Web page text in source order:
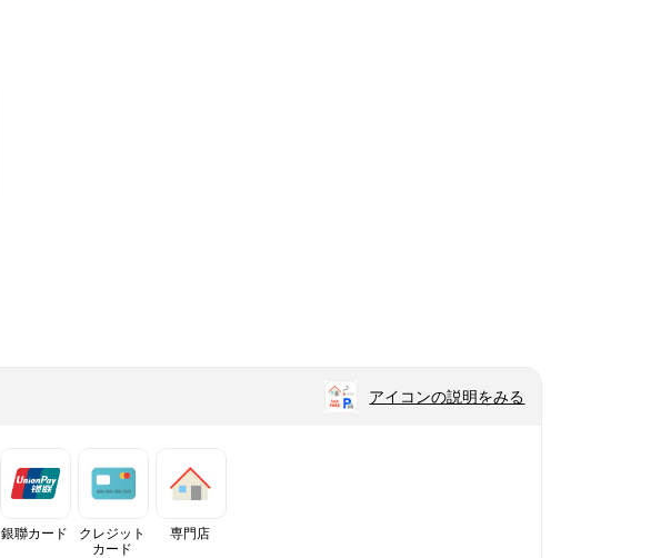
アイコンの説明をみる
銀聯カード
クレジット
カード
専門店